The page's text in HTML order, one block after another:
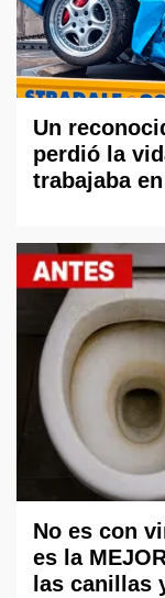
Un
perdió la
trabajaba
No es con
es la
las canillas